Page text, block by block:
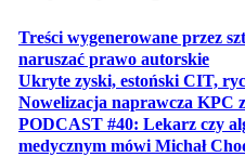
Treści wygenerowane przez
naruszać prawo autorskie
Ukryte zyski, estoński CIT,
Nowelizacja naprawcza KPC
PODCAST #40: Lekarz czy
medycznym mówi Michał